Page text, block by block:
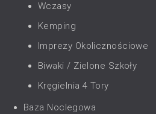
Wczasy
Kemping
Imprezy Okolicznościowe
Biwaki / Zielone Szkoły
Kręgielnia 4 Tory
Baza Noclegowa